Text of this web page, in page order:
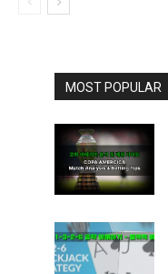
MOST POPULAR